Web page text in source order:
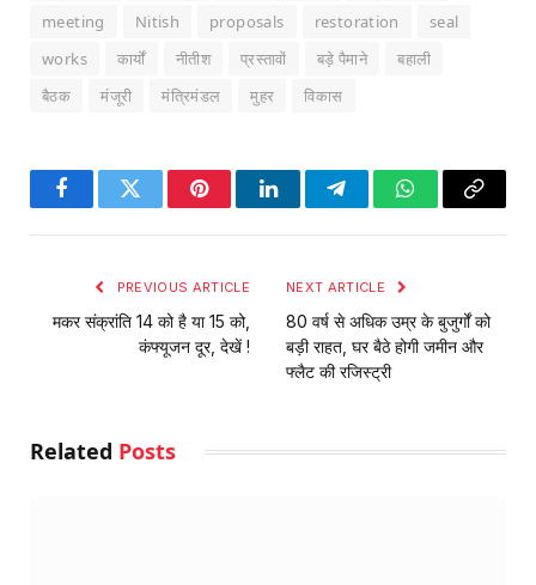
meeting
Nitish proposals restoration
seal
works
कार्यों नीतीश प्रस्तावों बड़े पैमाने
बहाली
बैठक
मंजूरी मंत्रिमंडल मुहर विकास
FacebookTwitter PinterestLinkedInTelegramWhatsApp
Copy
PREVIOUS ARTICLE
मकर संक्रांति 14 को है या 15 को,
कंफ्यूजन दूर, देखें !
NEXT ARTICLE
80 वर्ष से अधिक उम्र के बुजुर्गों को
बड़ी राहत, घर बैठे होगी जमीन और
फ्लैट की रजिस्ट्री
Related Posts